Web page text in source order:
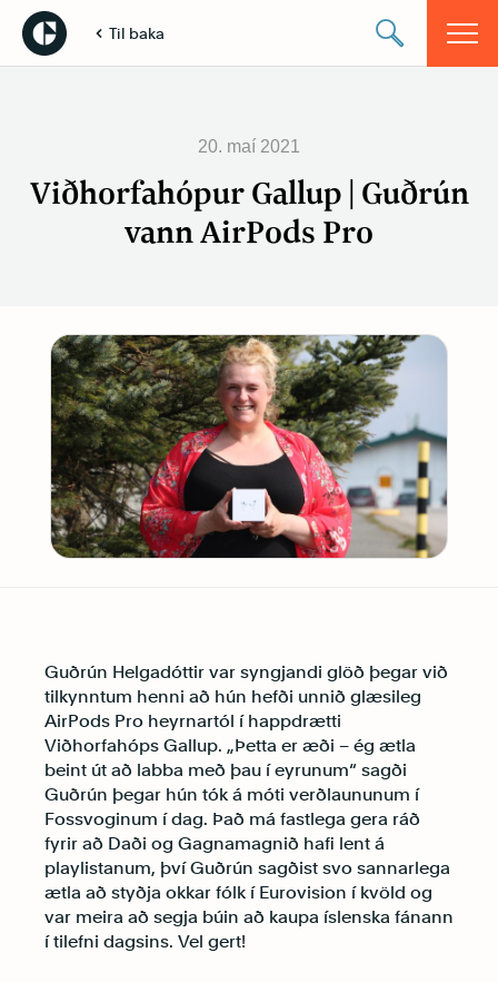
Til baka
20. maí 2021
Viðhorfahópur Gallup | Guðrún
vann AirPods Pro
Guðrún Helgadóttir var syngjandi glöð þegar við
tilkynntum henni að hún hefði unnið glæsileg
AirPods Pro heyrnartól í happdrætti
Viðhorfahóps Gallup. „Þetta er æði – ég ætla
beint út að labba með þau í eyrunum“ sagði
Guðrún þegar hún tók á móti verðlaununum í
Fossvoginum í dag. Það má fastlega gera ráð
fyrir að Daði og Gagnamagnið hafi lent á
playlistanum, því Guðrún sagðist svo sannarlega
ætla að styðja okkar fólk í Eurovision í kvöld og
var meira að segja búin að kaupa íslenska fánann
í tilefni dagsins. Vel gert!